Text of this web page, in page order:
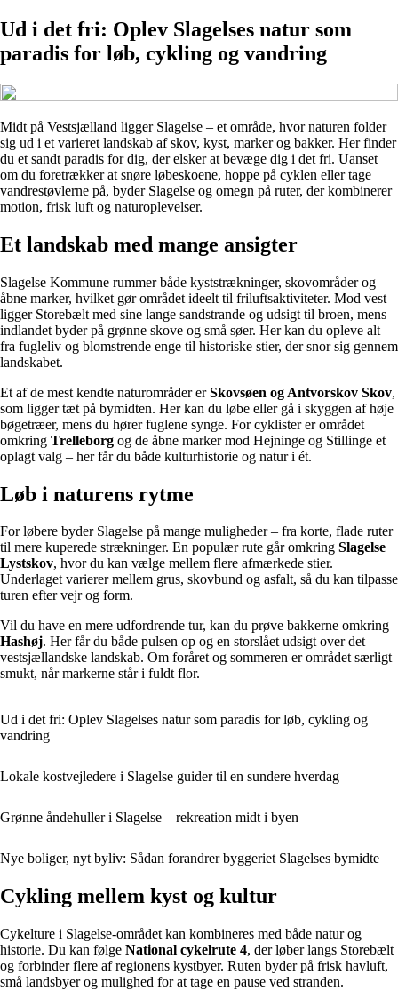
Ud i det fri: Oplev Slagelses natur som
paradis for løb, cykling og vandring
Midt på Vestsjælland ligger Slagelse – et område, hvor naturen folder
sig ud i et varieret landskab af skov, kyst, marker og bakker. Her finder
du et sandt paradis for dig, der elsker at bevæge dig i det fri. Uanset
om du foretrækker at snøre løbeskoene, hoppe på cyklen eller tage
vandrestøvlerne på, byder Slagelse og omegn på ruter, der kombinerer
motion, frisk luft og naturoplevelser.
Et landskab med mange ansigter
Slagelse Kommune rummer både kyststrækninger, skovområder og
åbne marker, hvilket gør området ideelt til friluftsaktiviteter. Mod vest
ligger Storebælt med sine lange sandstrande og udsigt til broen, mens
indlandet byder på grønne skove og små søer. Her kan du opleve alt
fra fugleliv og blomstrende enge til historiske stier, der snor sig gennem
landskabet.
Et af de mest kendte naturområder erSkovsøen og Antvorskov Skov,
som ligger tæt på bymidten. Her kan du løbe eller gå i skyggen af høje
bøgetræer, mens du hører fuglene synge. For cyklister er området
omkring Trelleborg og de åbne marker mod Hejninge og Stillinge et
oplagt valg – her får du både kulturhistorie og natur i ét.
Løb i naturens rytme
For løbere byder Slagelse på mange muligheder – fra korte, flade ruter
til mere kuperede strækninger. En populær rute går omkring Slagelse
Lystskov, hvor du kan vælge mellem flere afmærkede stier.
Underlaget varierer mellem grus, skovbund og asfalt, så du kan tilpasse
turen efter vejr og form.
Vil du have en mere udfordrende tur, kan du prøve bakkerne omkring
Hashøj. Her får du både pulsen op og en storslået udsigt over det
vestsjællandske landskab. Om foråret og sommeren er området særligt
smukt, når markerne står i fuldt flor.
Ud i det fri: Oplev Slagelses natur som paradis for løb, cykling og
vandring
Lokale kostvejledere i Slagelse guider til en sundere hverdag
Grønne åndehuller i Slagelse – rekreation midt i byen
Nye boliger, nyt byliv: Sådan forandrer byggeriet Slagelses bymidte
Cykling mellem kyst og kultur
Cykelture i Slagelse-området kan kombineres med både natur og
historie. Du kan følge National cykelrute 4, der løber langs Storebælt
og forbinder flere af regionens kystbyer. Ruten byder på frisk havluft,
små landsbyer og mulighed for at tage en pause ved stranden.